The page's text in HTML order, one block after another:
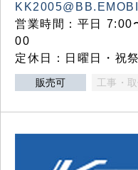
営業時間：平日
00
定休日：日曜日・祝
販売可 工事・